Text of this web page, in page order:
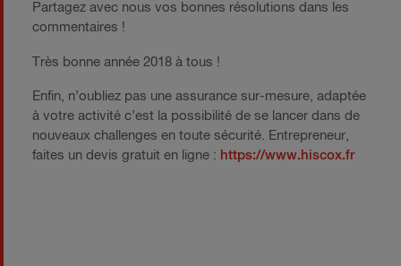
Partagez avec nous vos bonnes résolutions dans les
commentaires !
Très bonne année 2018 à tous !
Enfin, n’oubliez pas une assurance sur-mesure, adaptée
à votre activité c’est la possibilité de se lancer dans de
nouveaux challenges en toute sécurité. Entrepreneur,
faites un devis gratuit en ligne : https://www.hiscox.fr